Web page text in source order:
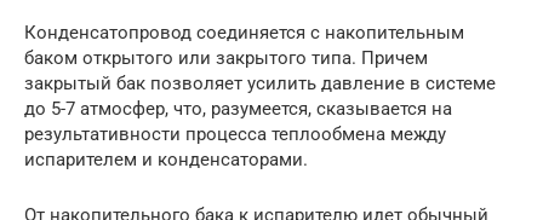
Конденсатопровод соединяется с накопительным
баком открытого или закрытого типа. Причем
закрытый бак позволяет усилить давление в системе
до 5-7 атмосфер, что, разумеется, сказывается на
результативности процесса теплообмена между
испарителем и конденсаторами.
От накопительного бака к испарителю идет обычный